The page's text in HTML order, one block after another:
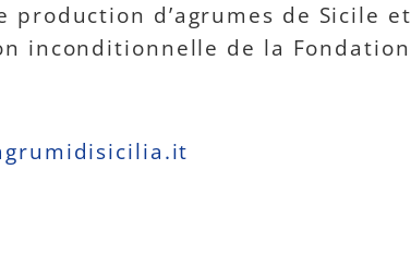
d’agrumes de Sicile et
inconditionnelle de la Fondation